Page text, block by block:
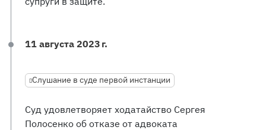
11 августа 2023 г.
Слушание в суде первой инстанции
Суд удовлетворяет ходатайство Сергея
Полосенко об отказе от адвоката